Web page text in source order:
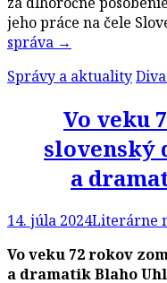
jeho práce na čele
správa →
Správy a aktuality
Vo veku
slovenský
a
14. júla 2024Literárne
Vo veku 72 rokov
a dramatik Blaho